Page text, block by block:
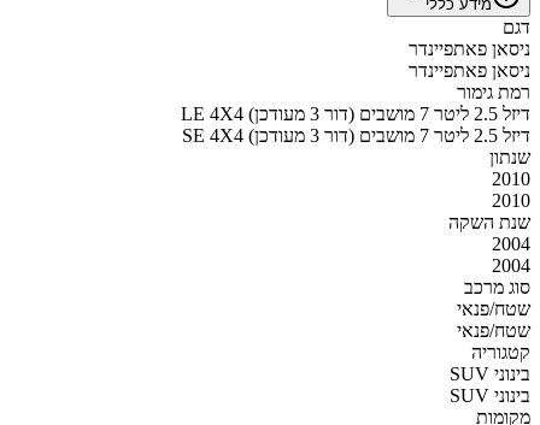
מידע כללי
דגם
ניסאן פאתפיינדר
ניסאן פאתפיינדר
רמת גימור
LE 4X4 דיזל 2.5 ליטר 7 מושבים (דור 3 מעודכן)
SE 4X4 דיזל 2.5 ליטר 7 מושבים (דור 3 מעודכן)
שנתון
2010
2010
שנת השקה
2004
2004
סוג מרכב
שטח/פנאי
שטח/פנאי
קטגוריה
SUV בינוני
SUV בינוני
מקומות